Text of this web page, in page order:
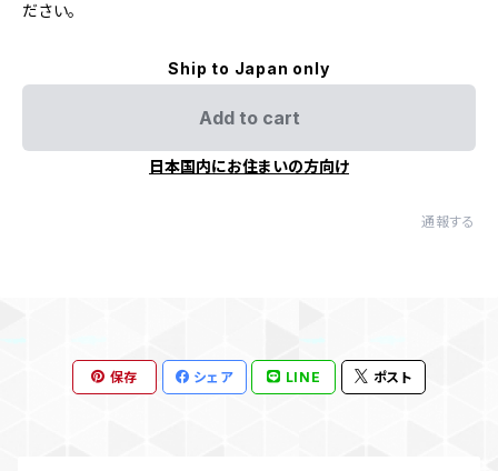
ださい。
Ship to Japan only
Add to cart
日本国内にお住まいの方向け
通報する
保存 シェア LINE ポスト